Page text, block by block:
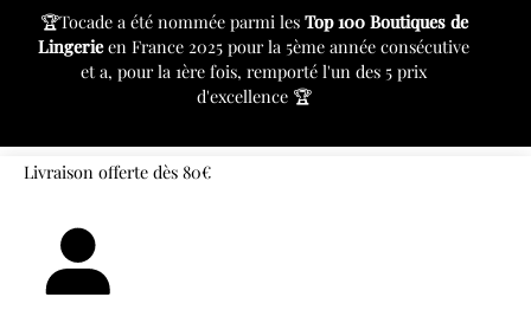
🏆Tocade a été nommée parmi les Top 100 Boutiques de
Lingerieen France 2025 pour la 5ème année consécutive
et a, pour la 1ère fois, remporté l'un des 5 prix
d'excellence 🏆
Skip
content
Livraison offerte dès 80€